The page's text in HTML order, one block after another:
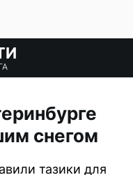
снегом
тазики для